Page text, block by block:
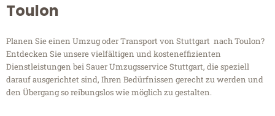
Toulon
Planen Sie einen Umzug oder Transport von Stuttgart nach Toulon?
Entdecken Sie unsere vielfältigen und kosteneffizienten
Dienstleistungen bei Sauer Umzugsservice Stuttgart, die speziell
darauf ausgerichtet sind, Ihren Bedürfnissen gerecht zu werden und
den Übergang so reibungslos wie möglich zu gestalten.